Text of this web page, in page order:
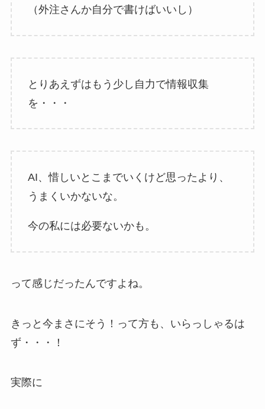
（外注さんか自分で書けばいいし）
とりあえずはもう少し自力で情報収集
を・・・
AI、惜しいとこまでいくけど思ったより、
うまくいかないな。
今の私には必要ないかも。
って感じだったんですよね。
きっと今まさにそう！って方も、いらっしゃるは
ず・・・！
実際に